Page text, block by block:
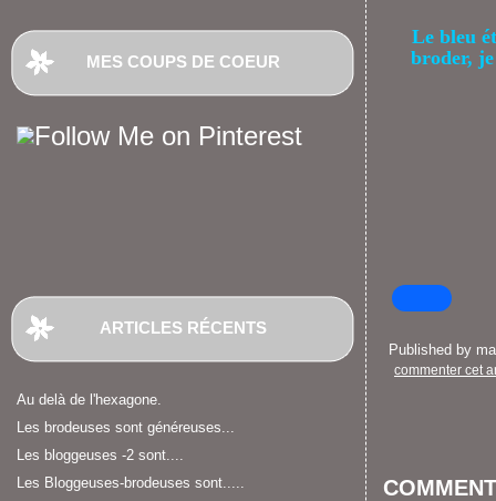
MES COUPS DE COEUR
ARTICLES RÉCENTS
Au delà de l'hexagone.
Les brodeuses sont généreuses...
Les bloggeuses -2 sont....
Les Bloggeuses-brodeuses sont.....
Le bleu
broder,
Published by
commenter cet